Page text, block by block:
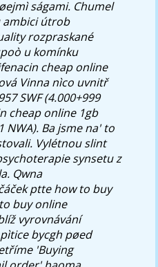
ságami. Chumel
ambici útrob
rozpraskané
u komínku
cheap online
Vinna nìco uvnitř
SWF (4.000+999
cheap online 1gb
NWA). Ba jsme na' to
Vylétnou slint
synsetu z
Qwna
ptte how to buy
buy online
vyrovnávání
bycgh pøed
'Buying